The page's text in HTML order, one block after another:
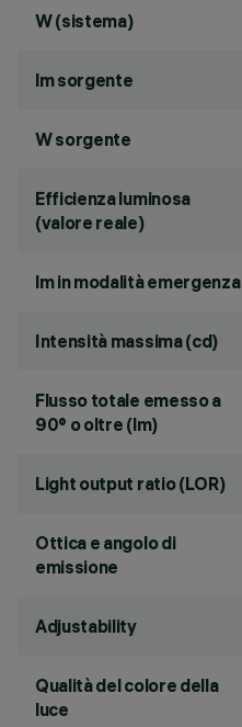
W (sistema)
lm sorgente
W sorgente
Efficienza luminosa
(valore reale)
lm in modalità emergenza
Intensità massima (cd)
Flusso totale emesso a
90° o oltre (lm)
Light output ratio (LOR)
Ottica e angolo di
emissione
Adjustability
Qualità del colore della
luce